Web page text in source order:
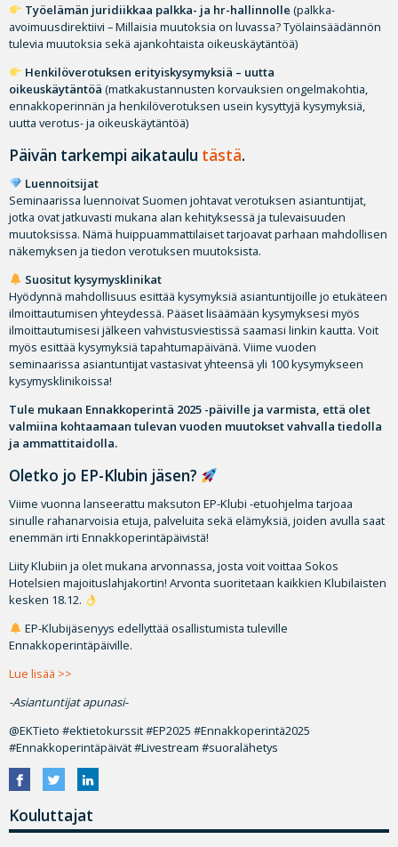
Työelämän juridiikkaa palkka- ja hr-hallinnolle (palkka-
avoimuusdirektiivi – Millaisia muutoksia on luvassa? Työlainsäädännön
tulevia muutoksia sekä ajankohtaista oikeuskäytäntöä)
Henkilöverotuksen erityiskysymyksiä – uutta
oikeuskäytäntöä (matkakustannusten korvauksien ongelmakohtia,
ennakkoperinnän ja henkilöverotuksen usein kysyttyjä kysymyksiä,
uutta verotus- ja oikeuskäytäntöä)
Päivän tarkempi aikataulu tästä.
Luennoitsijat
Seminaarissa luennoivat Suomen johtavat verotuksen asiantuntijat,
jotka ovat jatkuvasti mukana alan kehityksessä ja tulevaisuuden
muutoksissa. Nämä huippuammattilaiset tarjoavat parhaan mahdollisen
näkemyksen ja tiedon verotuksen muutoksista.
Suositut kysymysklinikat
Hyödynnä mahdollisuus esittää kysymyksiä asiantuntijoille jo etukäteen
ilmoittautumisen yhteydessä. Pääset lisäämään kysymyksesi myös
ilmoittautumisesi jälkeen vahvistusviestissä saamasi linkin kautta. Voit
myös esittää kysymyksiä tapahtumapäivänä. Viime vuoden
seminaarissa asiantuntijat vastasivat yhteensä yli 100 kysymykseen
kysymysklinikoissa!
Tule mukaan Ennakkoperintä 2025 -päiville ja varmista, että olet
valmiina kohtaamaan tulevan vuoden muutokset vahvalla tiedolla
ja ammattitaidolla.
Oletko jo EP-Klubin jäsen?
Viime vuonna lanseerattu maksuton EP-Klubi -etuohjelma tarjoaa
sinulle rahanarvoisia etuja, palveluita sekä elämyksiä, joiden avulla saat
enemmän irti Ennakkoperintäpäivistä!
Liity Klubiin ja olet mukana arvonnassa, josta voit voittaa Sokos
Hotelsien majoituslahjakortin! Arvonta suoritetaan kaikkien Klubilaisten
kesken 18.12.
EP-Klubijäsenyys edellyttää osallistumista tuleville
Ennakkoperintäpäiville.
Lue lisää >>
-Asiantuntijat apunasi-
@EKTieto #ektietokurssit #EP2025 #Ennakkoperintä2025
#Ennakkoperintäpäivät #Livestream #suoralähetys
Kouluttajat